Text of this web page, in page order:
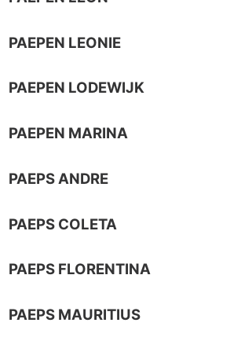
PAEPEN LEONIE
PAEPEN LODEWIJK
PAEPEN MARINA
PAEPS ANDRE
PAEPS COLETA
PAEPS FLORENTINA
PAEPS MAURITIUS